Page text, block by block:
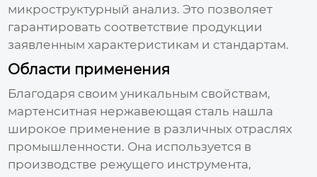
микроструктурный анализ. Это позволяет
гарантировать соответствие продукции
заявленным характеристикам и стандартам.
Области применения
Благодаря своим уникальным свойствам,
мартенситная нержавеющая сталь нашла
широкое применение в различных отраслях
промышленности. Она используется в
производстве режущего инструмента,